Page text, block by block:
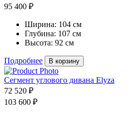
95 400 ₽
Ширина: 104 см
Глубина: 107 см
Высота: 92 см
Подробнее В корзину
Сегмент углового дивана Elyza
72 520 ₽
103 600 ₽